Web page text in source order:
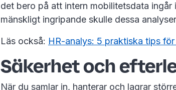
det bero på att intern mobilitetsdata
mänskligt ingripande skulle dessa
Läs också: HR-analys: 5 praktiska tips
Säkerhet och
När du samlar in, hanterar och lagrar